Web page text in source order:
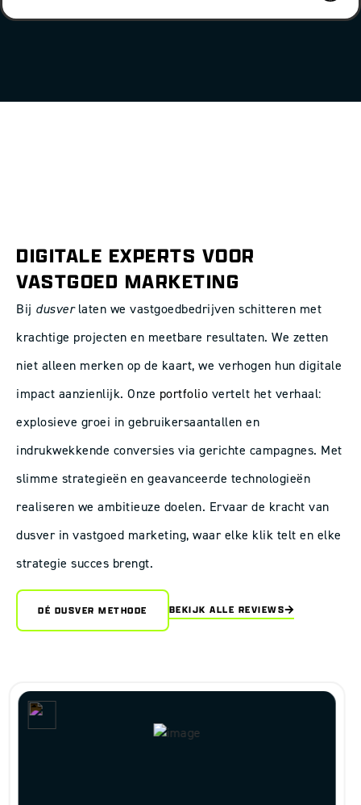
DIGITALE EXPERTS VOOR
VASTGOED MARKETING
Bij dusverlaten we vastgoedbedrijven schitteren met
krachtige projecten en meetbare resultaten. We zetten
niet alleen merken op de kaart, we verhogen hun digitale
impact aanzienlijk. Onze portfolio vertelt het verhaal:
explosieve groei in gebruikersaantallen en
indrukwekkende conversies via gerichte campagnes. Met
slimme strategieën en geavanceerde technologieën
realiseren we ambitieuze doelen. Ervaar de kracht van
dusver in vastgoed marketing, waar elke klik telt en elke
strategie succes brengt.
DÉ DUSVER METHODE BEKIJK ALLE REVIEWS